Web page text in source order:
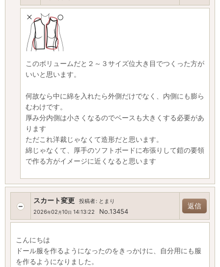
このボリュームだと２～３サイズ位大き目でつくった方が
いいと思います。
何故なら中に綿を入れたら外側だけでなく、内側にも膨ら
むわけです。
厚み分内側は小さくなるのでベースも大きくする必要があ
ります
ただこれ洋裁じゃなくて造形だと思います。
綿じゃなくて、厚手のソフトボードに布張りして鎧の要領
で作る方がイメージに近くなると思います
スカート変更 投稿者: とまり
2026年02 月10日 14:13:22 No.13454
返信
こんにちは
ドール服を作るようになったのをきっかけに、自分用にも服
を作るようになりました。